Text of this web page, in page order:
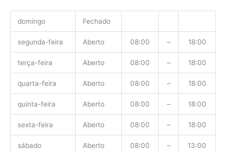
domingo Fechado
segunda-feira Aberto 08:00 – 18:00
terça-feira Aberto 08:00 – 18:00
quarta-feira Aberto 08:00 – 18:00
quinta-feira Aberto 08:00 – 18:00
sexta-feira Aberto 08:00 – 18:00
sábado Aberto 08:00 – 13:00